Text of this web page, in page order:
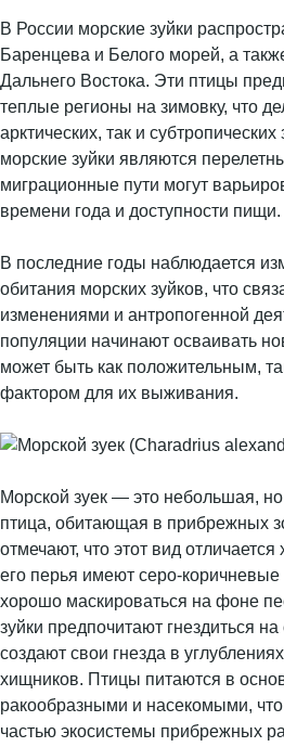
В России морские зуйки
Баренцева и Белого морей, а
Дальнего Востока. Эти птицы
теплые регионы на зимовку, что
арктических, так и
морские зуйки являются
миграционные пути могут
времени года и доступности пищи.
В последние годы наблюдается
обитания морских зуйков, что
изменениями и антропогенной
популяции начинают осваивать
может быть как положительным,
фактором для их выживания.
Морской зуек — это небольшая,
птица, обитающая в прибрежных
отмечают, что этот вид
его перья имеют серо-коричневые
хорошо маскироваться на фоне
зуйки предпочитают гнездиться
создают свои гнезда в
хищников. Птицы питаются в
ракообразными и насекомыми,
частью экосистемы прибрежных